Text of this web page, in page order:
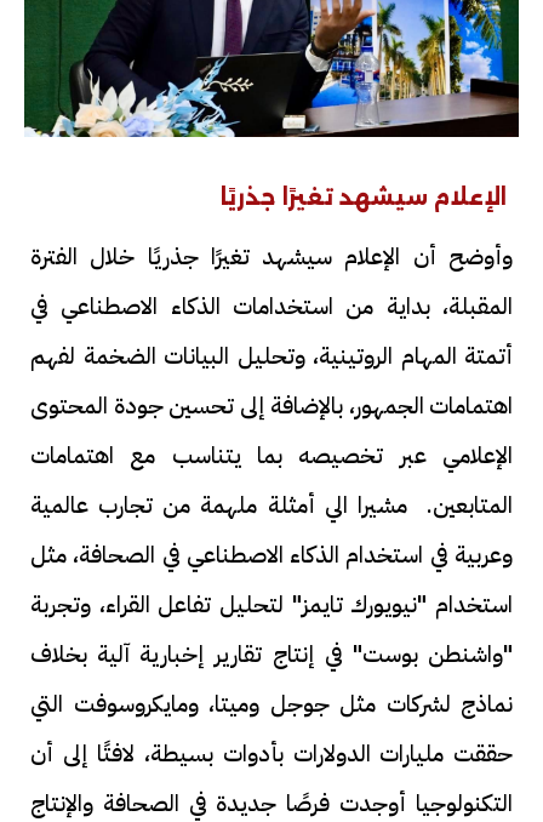
الإعلام سيشهد تغيرًا جذريًا
وأوضح أن الإعلام سيشهد تغيرًا جذريًا خلال الفترة
المقبلة، بداية من استخدامات الذكاء الاصطناعي في
أتمتة المهام الروتينية، وتحليل البيانات الضخمة لفهم
اهتمامات الجمهور، بالإضافة إلى تحسين جودة المحتوى
الإعلامي عبر تخصيصه بما يتناسب مع اهتمامات
المتابعين. مشيرا الي أمثلة ملهمة من تجارب عالمية
وعربية في استخدام الذكاء الاصطناعي في الصحافة، مثل
استخدام "نيويورك تايمز" لتحليل تفاعل القراء، وتجربة
"واشنطن بوست" في إنتاج تقارير إخبارية آلية بخلاف
نماذج لشركات مثل جوجل وميتا، ومايكروسوفت التي
حققت مليارات الدولارات بأدوات بسيطة، لافتًا إلى أن
التكنولوجيا أوجدت فرصًا جديدة في الصحافة والإنتاج